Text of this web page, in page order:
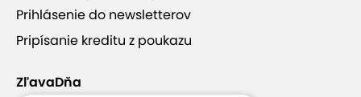
Prihlásenie do newsletterov
Pripísanie kreditu z poukazu
ZľavaDňa